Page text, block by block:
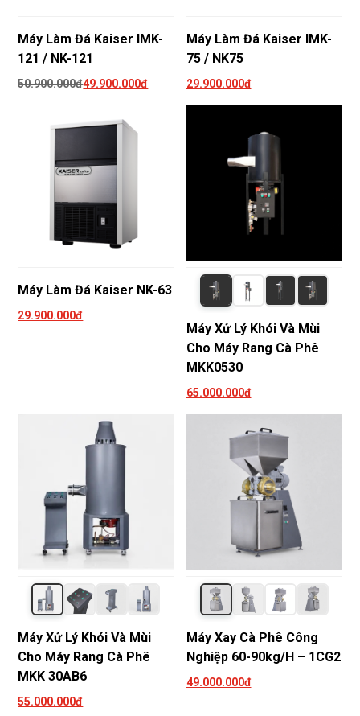
Máy Làm Đá Kaiser IMK-
121 / NK-121
50.900.000đ49.900.000đ
Máy Làm Đá Kaiser IMK-
75 / NK75
29.900.000đ
Máy Làm Đá Kaiser NK-63
29.900.000đ
Máy Xử Lý Khói Và Mùi
Cho Máy Rang Cà Phê
MKK0530
65.000.000đ
Máy Xử Lý Khói Và Mùi
Cho Máy Rang Cà Phê
MKK 30AB6
55.000.000đ
Máy Xay Cà Phê Công
Nghiệp 60-90kg/h – 1CG2
49.000.000đ